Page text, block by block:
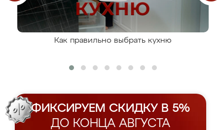
Как правильно выбрать кухню
ФИКСИРУЕМ СКИДКУ В 5%
ДО КОНЦА АВГУСТА